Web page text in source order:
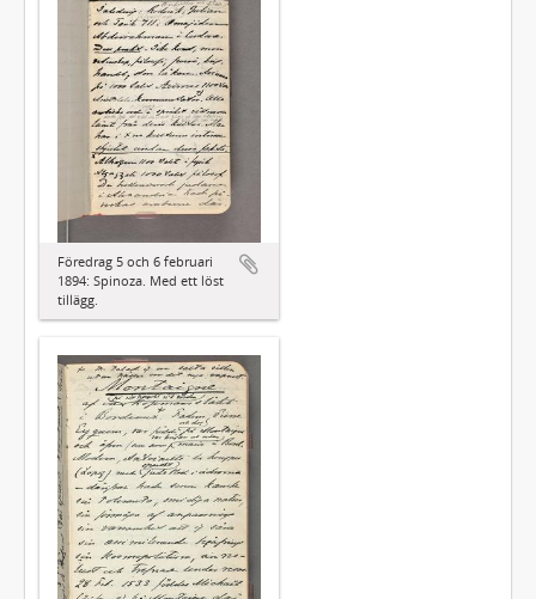
Föredrag 5 och 6 februari
1894: Spinoza. Med ett löst
tillägg.